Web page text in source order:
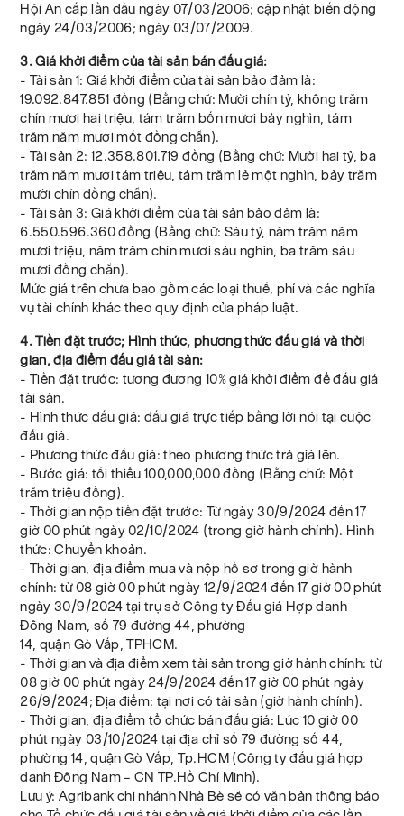
Hội An cấp lần đầu ngày 07/03/2006; cập nhật biến động
ngày 24/03/2006; ngày 03/07/2009.
3. Giá khởi điểm của tài sản bán đấu giá:
- Tài sản 1: Giá khởi điểm của tài sản bảo đảm là:
19.092.847.851 đồng (Bằng chữ: Mười chín tỷ, không trăm
chín mươi hai triệu, tám trăm bốn mươi bảy nghìn, tám
trăm năm mươi mốt đồng chẵn).
- Tài sản 2: 12.358.801.719 đồng (Bằng chữ: Mười hai tỷ, ba
trăm năm mươi tám triệu, tám trăm lẻ một nghìn, bảy trăm
mười chín đồng chẵn).
- Tài sản 3: Giá khởi điểm của tài sản bảo đảm là:
6.550.596.360 đồng (Bằng chữ: Sáu tỷ, năm trăm năm
mươi triệu, năm trăm chín mươi sáu nghìn, ba trăm sáu
mươi đồng chẵn).
Mức giá trên chưa bao gồm các loại thuế, phí và các nghĩa
vụ tài chính khác theo quy định của pháp luật.
4. Tiền đặt trước; Hình thức, phương thức đấu giá và thời
gian, địa điểm đấu giá tài sản:
- Tiền đặt trước: tương đương 10% giá khởi điểm để đấu giá
tài sản.
- Hình thức đấu giá: đấu giá trực tiếp bằng lời nói tại cuộc
đấu giá.
- Phương thức đấu giá: theo phương thức trả giá lên.
- Bước giá: tối thiểu 100,000,000 đồng (Bằng chữ: Một
trăm triệu đồng).
- Thời gian nộp tiền đặt trước: Từ ngày 30/9/2024 đến 17
giờ 00 phút ngày 02/10/2024 (trong giờ hành chính). Hình
thức: Chuyển khoản.
- Thời gian, địa điểm mua và nộp hồ sơ trong giờ hành
chính: từ 08 giờ 00 phút ngày 12/9/2024 đến 17 giờ 00 phút
ngày 30/9/2024 tại trụ sở Công ty Đấu giá Hợp danh
Đông Nam, số 79 đường 44, phường
14, quận Gò Vấp, TPHCM.
- Thời gian và địa điểm xem tài sản trong giờ hành chính: từ
08 giờ 00 phút ngày 24/9/2024 đến 17 giờ 00 phút ngày
26/9/2024; Địa điểm: tại nơi có tài sản (giờ hành chính).
- Thời gian, địa điểm tổ chức bán đấu giá: Lúc 10 giờ 00
phút ngày 03/10/2024 tại địa chỉ số 79 đường số 44,
phường 14, quận Gò Vấp, Tp.HCM (Công ty đấu giá hợp
danh Đông Nam – CN TP.Hồ Chí Minh).
Lưu ý: Agribank chi nhánh Nhà Bè sẽ có văn bản thông báo